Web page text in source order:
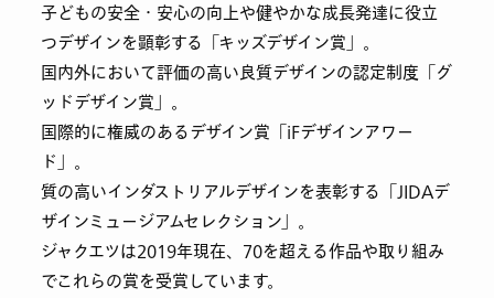
子どもの安全・安心の向上や健やかな成長発達に役立
つデザインを顕彰する「キッズデザイン賞」。
国内外において評価の高い良質デザインの認定制度「グ
ッドデザイン賞」。
国際的に権威のあるデザイン賞「iFデザインアワー
ド」。
質の高いインダストリアルデザインを表彰する「JIDAデ
ザインミュージアムセレクション」。
ジャクエツは2019年現在、70を超える作品や取り組み
でこれらの賞を受賞しています。